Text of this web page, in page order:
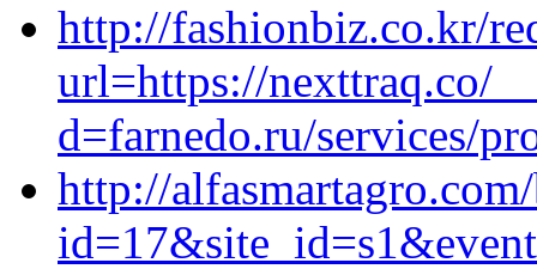
http://fashionbiz.co.kr/
url=https://nexttraq.co/
d=farnedo.ru/services/
http://